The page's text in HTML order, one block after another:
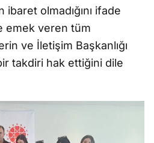
olmadığını ifade
emek veren tüm
ve İletişim Başkanlığı
takdiri hak ettiğini dile